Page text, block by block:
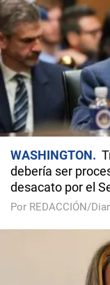
WASHINGTON
debería ser
desacato por el
Por REDACCIÓN/